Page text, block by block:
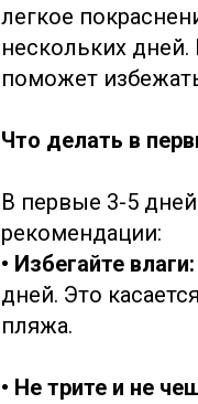
легкое
нескольких
поможет
Что делать в
В первые 3-5
рекомендации:
• Избегайте влаги:
дней. Это
пляжа.
• Не трите и не